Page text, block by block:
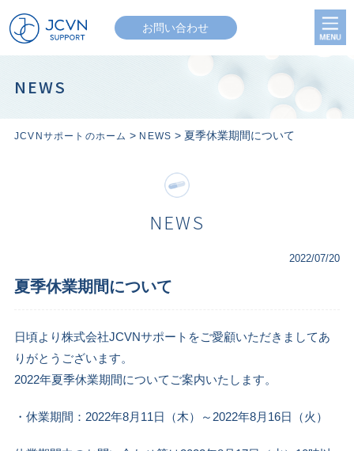
お問い合わせ
NEWS
JCVNサポートのホーム > NEWS > 夏季休業期間について
NEWS
2022/07/20
夏季休業期間について
日頃より株式会社JCVNサポートをご愛顧いただきましてあ
りがとうございます。
2022年夏季休業期間についてご案内いたします。
・休業期間：2022年8月11日（木）～2022年8月16日（火）